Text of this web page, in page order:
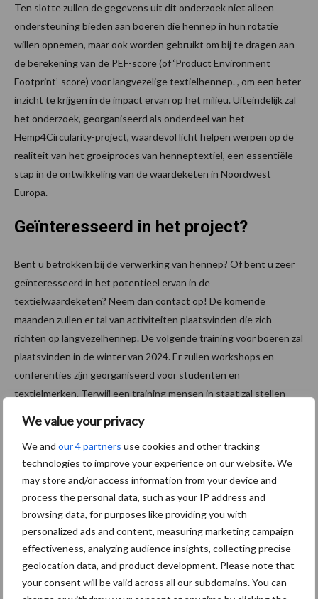
We value your privacy
We and our 4 partners use cookies and other tracking
technologies to improve your experience on our website. We
may store and/or access information from your device and
process the personal data, such as your IP address and
browsing data, for purposes like providing you with
personalized ads and content, measuring marketing campaign
effectiveness, analyzing audience insights, collecting precise
geolocation data, and product development. Please note that
your consent will be valid across all our subdomains. You can
Ten slotte zullen de gegevens uit dit onderzoek niet alleen
ondersteuning bieden aan boeren die hennep in hun rotatie
willen opnemen, maar ook worden gebruikt om bij te dragen aan
de berekening van de PEF-score (of ‘Product Environment
Footprint’-score) voor langvezelige textielhennep. , om een beter
inzicht te krijgen in de impact ervan op het milieu. Uiteindelijk zal
het onderzoek, georganiseerd als onderdeel van het
Hemp4Circularity-project, waardevol licht helpen werpen op de
realiteit van het groeiproces van henneptextiel, een essentiële
stap in de ontwikkeling van de waardeketen in Noordwest
Europa.
Geïnteresseerd in het project?
Bent u betrokken bij de verwerking van hennep? Of bent u zeer
geïnteresseerd in het potentieel ervan in de
textielwaardeketen? Neem dan contact op! De komende
maanden zullen er tal van activiteiten plaatsvinden die zich
richten op langvezelhennep. De volgende training voor boeren zal
plaatsvinden in de winter van 2024. Er zullen workshops en
conferenties zijn georganiseerd voor studenten en
textielmerken. Terwijl een training mensen in staat zal stellen
Bron: Delphy
Aanbevolen voor jou! graanrassen
Graanoogst uitzonderlijk
vroeg van start: prima
kwaliteit, maar minder kilo’s